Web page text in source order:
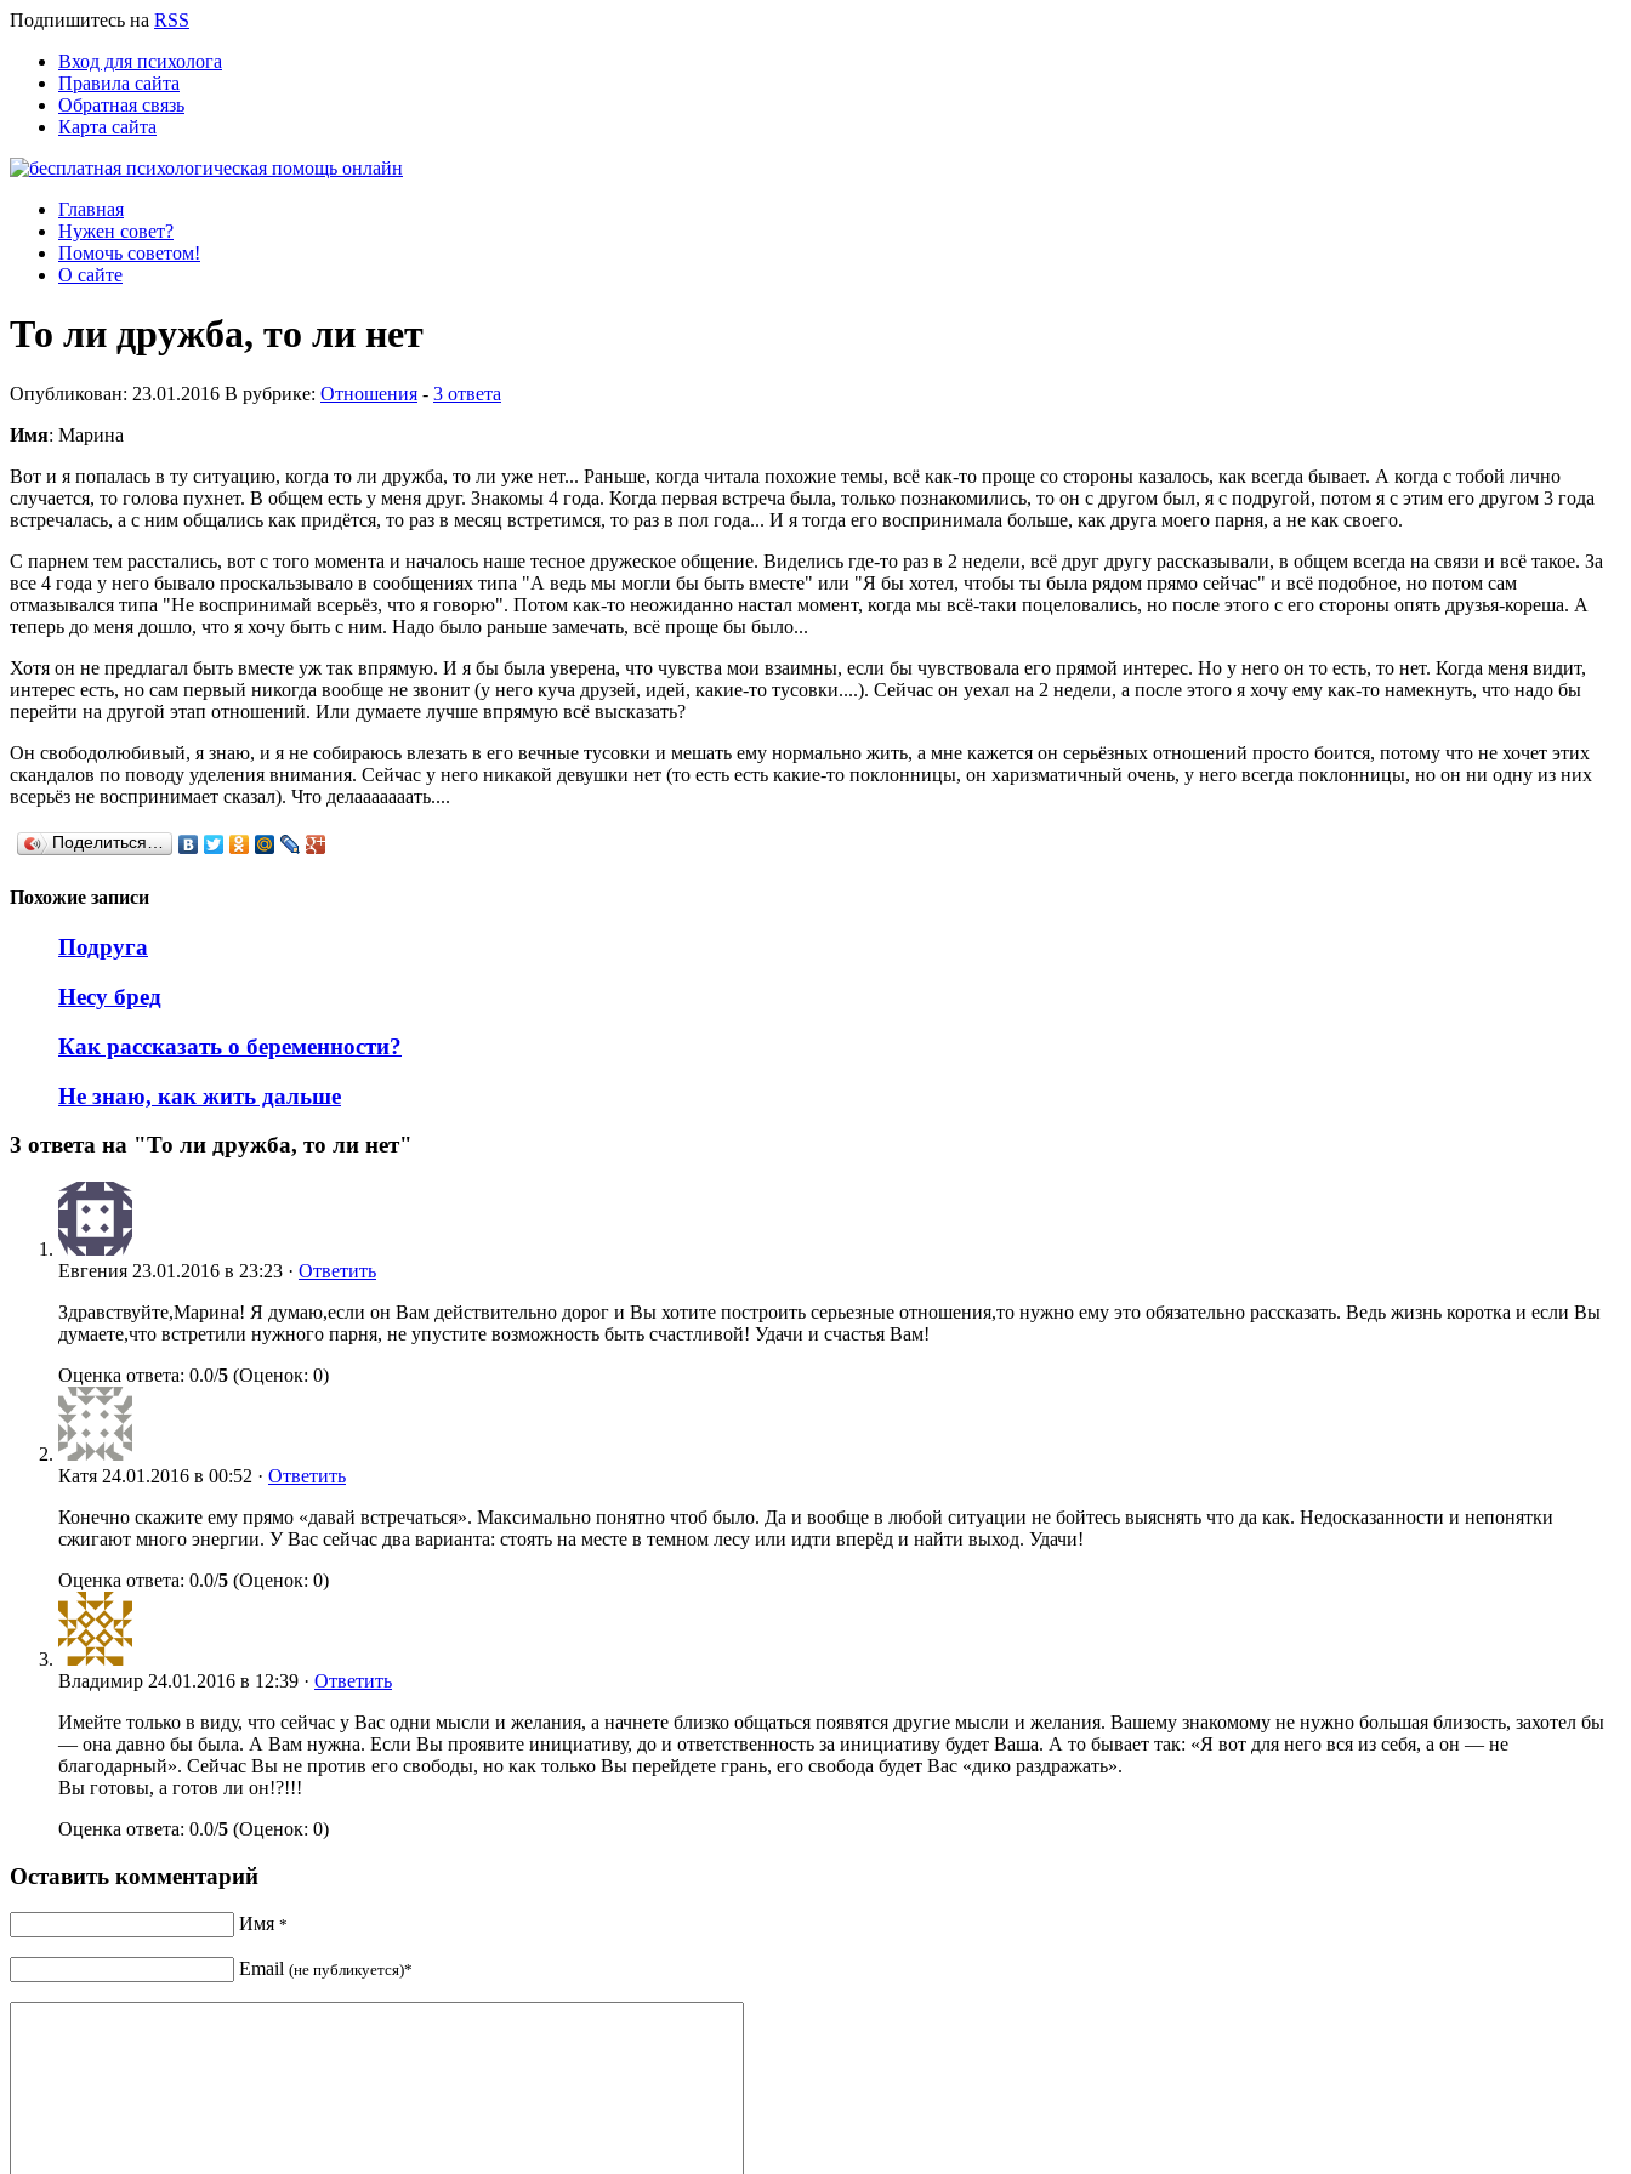
Подпишитесь на RSS
Вход для психолога
Правила сайта
Обратная связь
Карта сайта
Главная
Нужен совет?
Помочь советом!
О сайте
То ли дружба, то ли нет
Опубликован: 23.01.2016 В рубрике: Отношения - 3 ответа
Имя: Марина
Вот и я попалась в ту ситуацию, когда то ли дружба, то ли уже нет... Раньше, когда читала похожие темы, всё как-то проще со стороны казалось, как всегда бывает. А когда с тобой лично
случается, то голова пухнет. В общем есть у меня друг. Знакомы 4 года. Когда первая встреча была, только познакомились, то он с другом был, я с подругой, потом я с этим его другом 3 года
встречалась, а с ним общались как придётся, то раз в месяц встретимся, то раз в пол года... И я тогда его воспринимала больше, как друга моего парня, а не как своего.
С парнем тем расстались, вот с того момента и началось наше тесное дружеское общение. Виделись где-то раз в 2 недели, всё друг другу рассказывали, в общем всегда на связи и всё такое. За
все 4 года у него бывало проскальзывало в сообщениях типа "А ведь мы могли бы быть вместе" или "Я бы хотел, чтобы ты была рядом прямо сейчас" и всё подобное, но потом сам
отмазывался типа "Не воспринимай всерьёз, что я говорю". Потом как-то неожиданно настал момент, когда мы всё-таки поцеловались, но после этого с его стороны опять друзья-кореша. А
теперь до меня дошло, что я хочу быть с ним. Надо было раньше замечать, всё проще бы было...
Хотя он не предлагал быть вместе уж так впрямую. И я бы была уверена, что чувства мои взаимны, если бы чувствовала его прямой интерес. Но у него он то есть, то нет. Когда меня видит,
интерес есть, но сам первый никогда вообще не звонит (у него куча друзей, идей, какие-то тусовки....). Сейчас он уехал на 2 недели, а после этого я хочу ему как-то намекнуть, что надо бы
перейти на другой этап отношений. Или думаете лучше впрямую всё высказать?
Он свободолюбивый, я знаю, и я не собираюсь влезать в его вечные тусовки и мешать ему нормально жить, а мне кажется он серьёзных отношений просто боится, потому что не хочет этих
скандалов по поводу уделения внимания. Сейчас у него никакой девушки нет (то есть есть какие-то поклонницы, он харизматичный очень, у него всегда поклонницы, но он ни одну из них
всерьёз не воспринимает сказал). Что делааааааать....
Поделиться…
Похожие записи
Подруга
Несу бред
Как рассказать о беременности?
Не знаю, как жить дальше
3 ответа на "То ли дружба, то ли нет"
Евгения 23.01.2016 в 23:23 · Ответить
Здравствуйте,Марина! Я думаю,если он Вам действительно дорог и Вы хотите построить серьезные отношения,то нужно ему это обязательно рассказать. Ведь жизнь коротка и если Вы
думаете,что встретили нужного парня, не упустите возможность быть счастливой! Удачи и счастья Вам!
Оценка ответа: 0.0/5 (Оценок: 0)
Катя 24.01.2016 в 00:52 · Ответить
Конечно скажите ему прямо «давай встречаться». Максимально понятно чтоб было. Да и вообще в любой ситуации не бойтесь выяснять что да как. Недосказанности и непонятки
сжигают много энергии. У Вас сейчас два варианта: стоять на месте в темном лесу или идти вперёд и найти выход. Удачи!
Оценка ответа: 0.0/5 (Оценок: 0)
Владимир 24.01.2016 в 12:39 · Ответить
Имейте только в виду, что сейчас у Вас одни мысли и желания, а начнете близко общаться появятся другие мысли и желания. Вашему знакомому не нужно большая близость, захотел бы
— она давно бы была. А Вам нужна. Если Вы проявите инициативу, до и ответственность за инициативу будет Ваша. А то бывает так: «Я вот для него вся из себя, а он — не
благодарный». Сейчас Вы не против его свободы, но как только Вы перейдете грань, его свобода будет Вас «дико раздражать».
Вы готовы, а готов ли он!?!!!
Оценка ответа: 0.0/5 (Оценок: 0)
Оставить комментарий
Имя *
Email (не публикуется)*